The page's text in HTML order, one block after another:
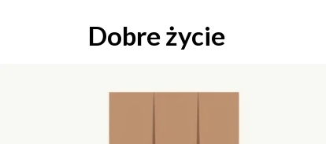
Dobre życie